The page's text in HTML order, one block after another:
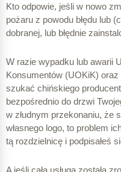
Kto odpowie, jeśli w nowo
pożaru z powodu błędu lub
dobranej, lub błędnie
W razie wypadku lub awarii
Konsumentów (UOKiK)
szukać chińskiego
bezpośrednio do drzwi
w złudnym przekonaniu, że
własnego logo, to problem
tą rozdzielnicę i podpisałeś
A jeśli cała usługa została